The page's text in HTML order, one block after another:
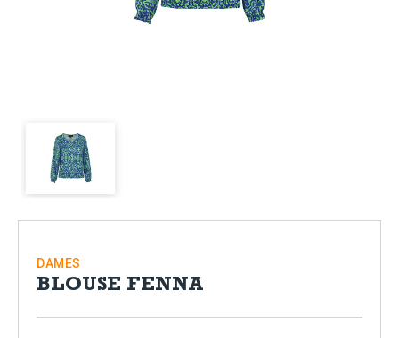
DAMES
BLOUSE FENNA